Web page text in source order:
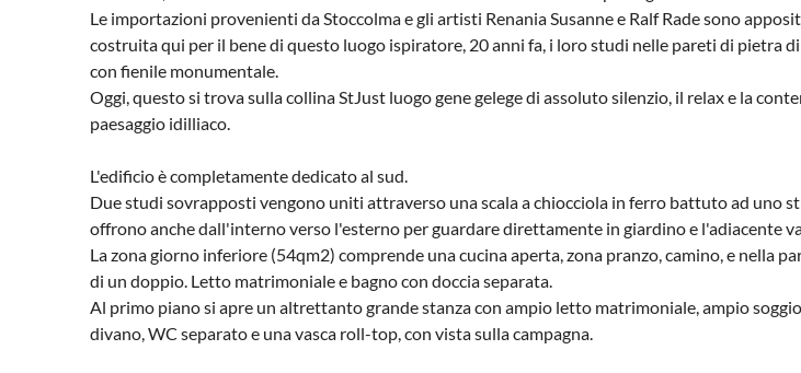
Le importazioni provenienti da Stoccolma e gli artisti Renania Susanne e Ralf Rade sono
costruita qui per il bene di questo luogo ispiratore, 20 anni fa, i loro studi nelle pareti di pietra
con fienile monumentale.
Oggi, questo si trova sulla collina StJust luogo gene gelege di assoluto silenzio, il relax e la
paesaggio idilliaco.
L'edificio è completamente dedicato al sud.
Due studi sovrapposti vengono uniti attraverso una scala a chiocciola in ferro battuto ad uno
offrono anche dall'interno verso l'esterno per guardare direttamente in giardino e l'adiacente
La zona giorno inferiore (54qm2) comprende una cucina aperta, zona pranzo, camino, e nella
di un doppio. Letto matrimoniale e bagno con doccia separata.
Al primo piano si apre un altrettanto grande stanza con ampio letto matrimoniale, ampio
divano, WC separato e una vasca roll-top, con vista sulla campagna.